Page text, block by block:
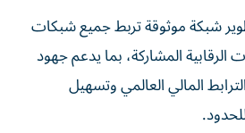
شبكة موثوقة تربط جميع شبكات
الرقابية المشاركة، بما يدعم جهود
المالي العالمي وتسهيل